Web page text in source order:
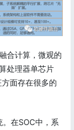
合计算，微观的
处理器单芯片
面存在很多的
在SOC中，系